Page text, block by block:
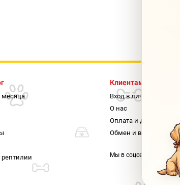
месяца
Клиентам
Вход в личный кабинет
О нас
Оплата и доставка
Обмен и возврат
Мы в соцсетях